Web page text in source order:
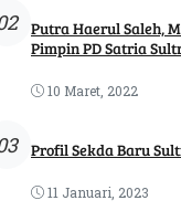
Putra Haerul Saleh,
Pimpin PD Satria
10 Maret, 2022
Profil Sekda Baru
11 Januari, 2023